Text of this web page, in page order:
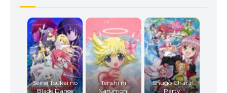
Seirei Tsukai no
Blade Dance
Tenshi ni
Narumon!
Shugo Chara
Party